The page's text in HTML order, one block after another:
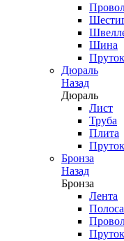
Шина
Дюраль
Назад
Дюраль
Лист
Труба
Плита
Бронза
Назад
Бронза
Лента
Полоса